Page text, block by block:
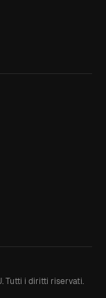
Tutti i diritti riservati.